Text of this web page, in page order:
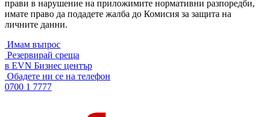
прави в нарушение на приложимите нормативни разпоредби,
имате право да подадете жалба до Комисия за защита на
личните данни.
Имам въпрос
Резервирай среща
в EVN Бизнес център
Обадете ни се на телефон
0700 1 7777